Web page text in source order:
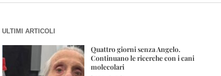
ULTIMI ARTICOLI
Quattro giorni senza Angelo.
Continuano le ricerche con i cani
molecolari